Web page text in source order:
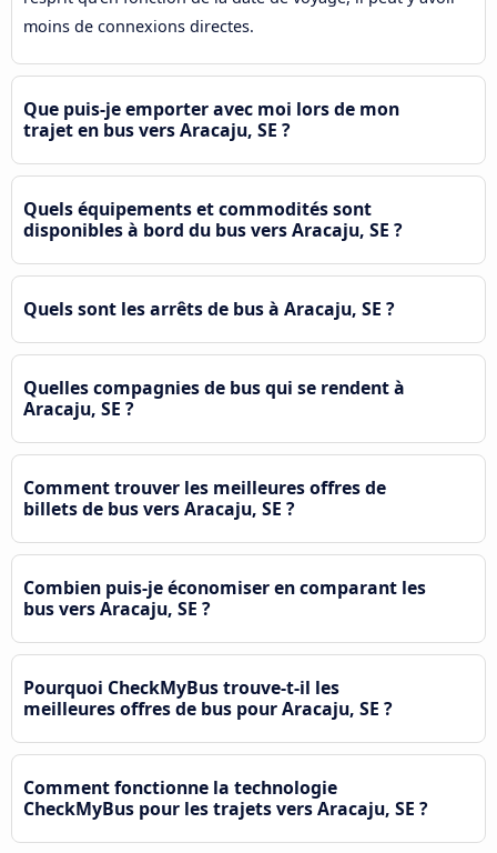
moins de connexions directes.
Que puis-je emporter avec moi lors de mon
trajet en bus vers Aracaju, SE ?
Quels équipements et commodités sont
disponibles à bord du bus vers Aracaju, SE ?
Quels sont les arrêts de bus à Aracaju, SE ?
Quelles compagnies de bus qui se rendent à
Aracaju, SE ?
Comment trouver les meilleures offres de
billets de bus vers Aracaju, SE ?
Combien puis-je économiser en comparant les
bus vers Aracaju, SE ?
Pourquoi CheckMyBus trouve-t-il les
meilleures offres de bus pour Aracaju, SE ?
Comment fonctionne la technologie
CheckMyBus pour les trajets vers Aracaju, SE ?